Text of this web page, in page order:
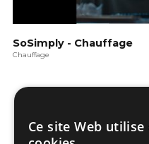
SoSimply - Chauffage
Chauffage
Ne
Ce site Web utilise